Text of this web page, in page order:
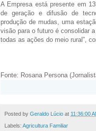
A Empresa está presente em
de geração e difusão de
produção de mudas, uma
visão para o futuro é consolidar
todas as ações do meio rural”,
Fonte: Rosana Persona
Posted by Geraldo Lúcio at 11:36:00
Labels: Agricultura Familiar